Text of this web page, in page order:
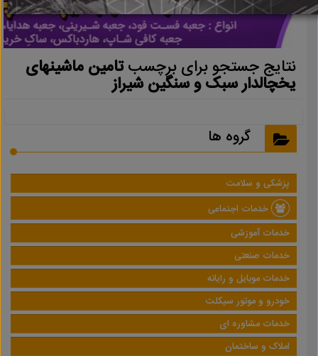
نتایج جستجو برای برچسبتامین ماشینهای
یخچالدار سبک و سنگین شیراز
گروه ها
پزشکی و سلامت
خدمات اجتماعی
خدمات آموزشی
خدمات صنعتی
خدمات موبایل و رایانه
خودرو و موتور سیکلت
خدمات مشاوره ای
املاک و ساختمان